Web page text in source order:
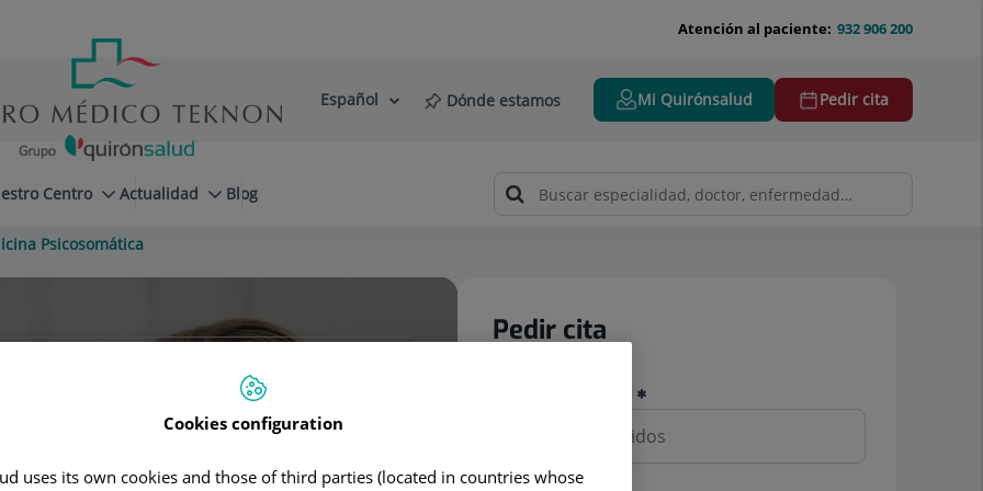
932 906 200
Atención al paciente:
Selector
Idioma
Español Dónde estamos Mi Quirónsalud Pedir cita
Centro Actualidad Blog
Psicosomática
Pedir cita
Cookies configuration
uses its own cookies and those of third parties (located in countries whose